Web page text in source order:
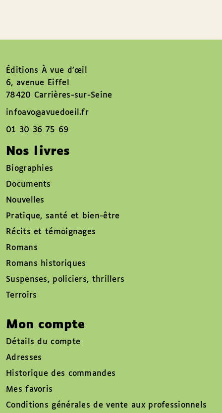
Éditions À vue d’œil
6, avenue Eiffel
78420 Carrières-sur-Seine
infoavo@avuedoeil.fr
01 30 36 75 69
Nos livres
Biographies
Documents
Nouvelles
Pratique, santé et bien-être
Récits et témoignages
Romans
Romans historiques
Suspenses, policiers, thrillers
Terroirs
Mon compte
Détails du compte
Adresses
Historique des commandes
Mes favoris
Conditions générales de vente aux professionnels